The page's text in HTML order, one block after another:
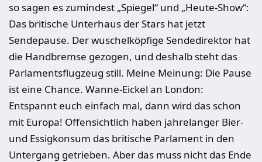
so sagen es zumindest „Spiegel“ und „Heute-Show“:
Das britische Unterhaus der Stars hat jetzt
Sendepause. Der wuschelköpfige Sendedirektor hat
die Handbremse gezogen, und deshalb steht das
Parlamentsflugzeug still. Meine Meinung: Die Pause
ist eine Chance. Wanne-Eickel an London:
Entspannt euch einfach mal, dann wird das schon
mit Europa! Offensichtlich haben jahrelanger Bier-
und Essigkonsum das britische Parlament in den
Untergang getrieben. Aber das muss nicht das Ende